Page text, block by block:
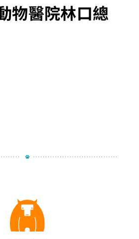
物醫院林口總